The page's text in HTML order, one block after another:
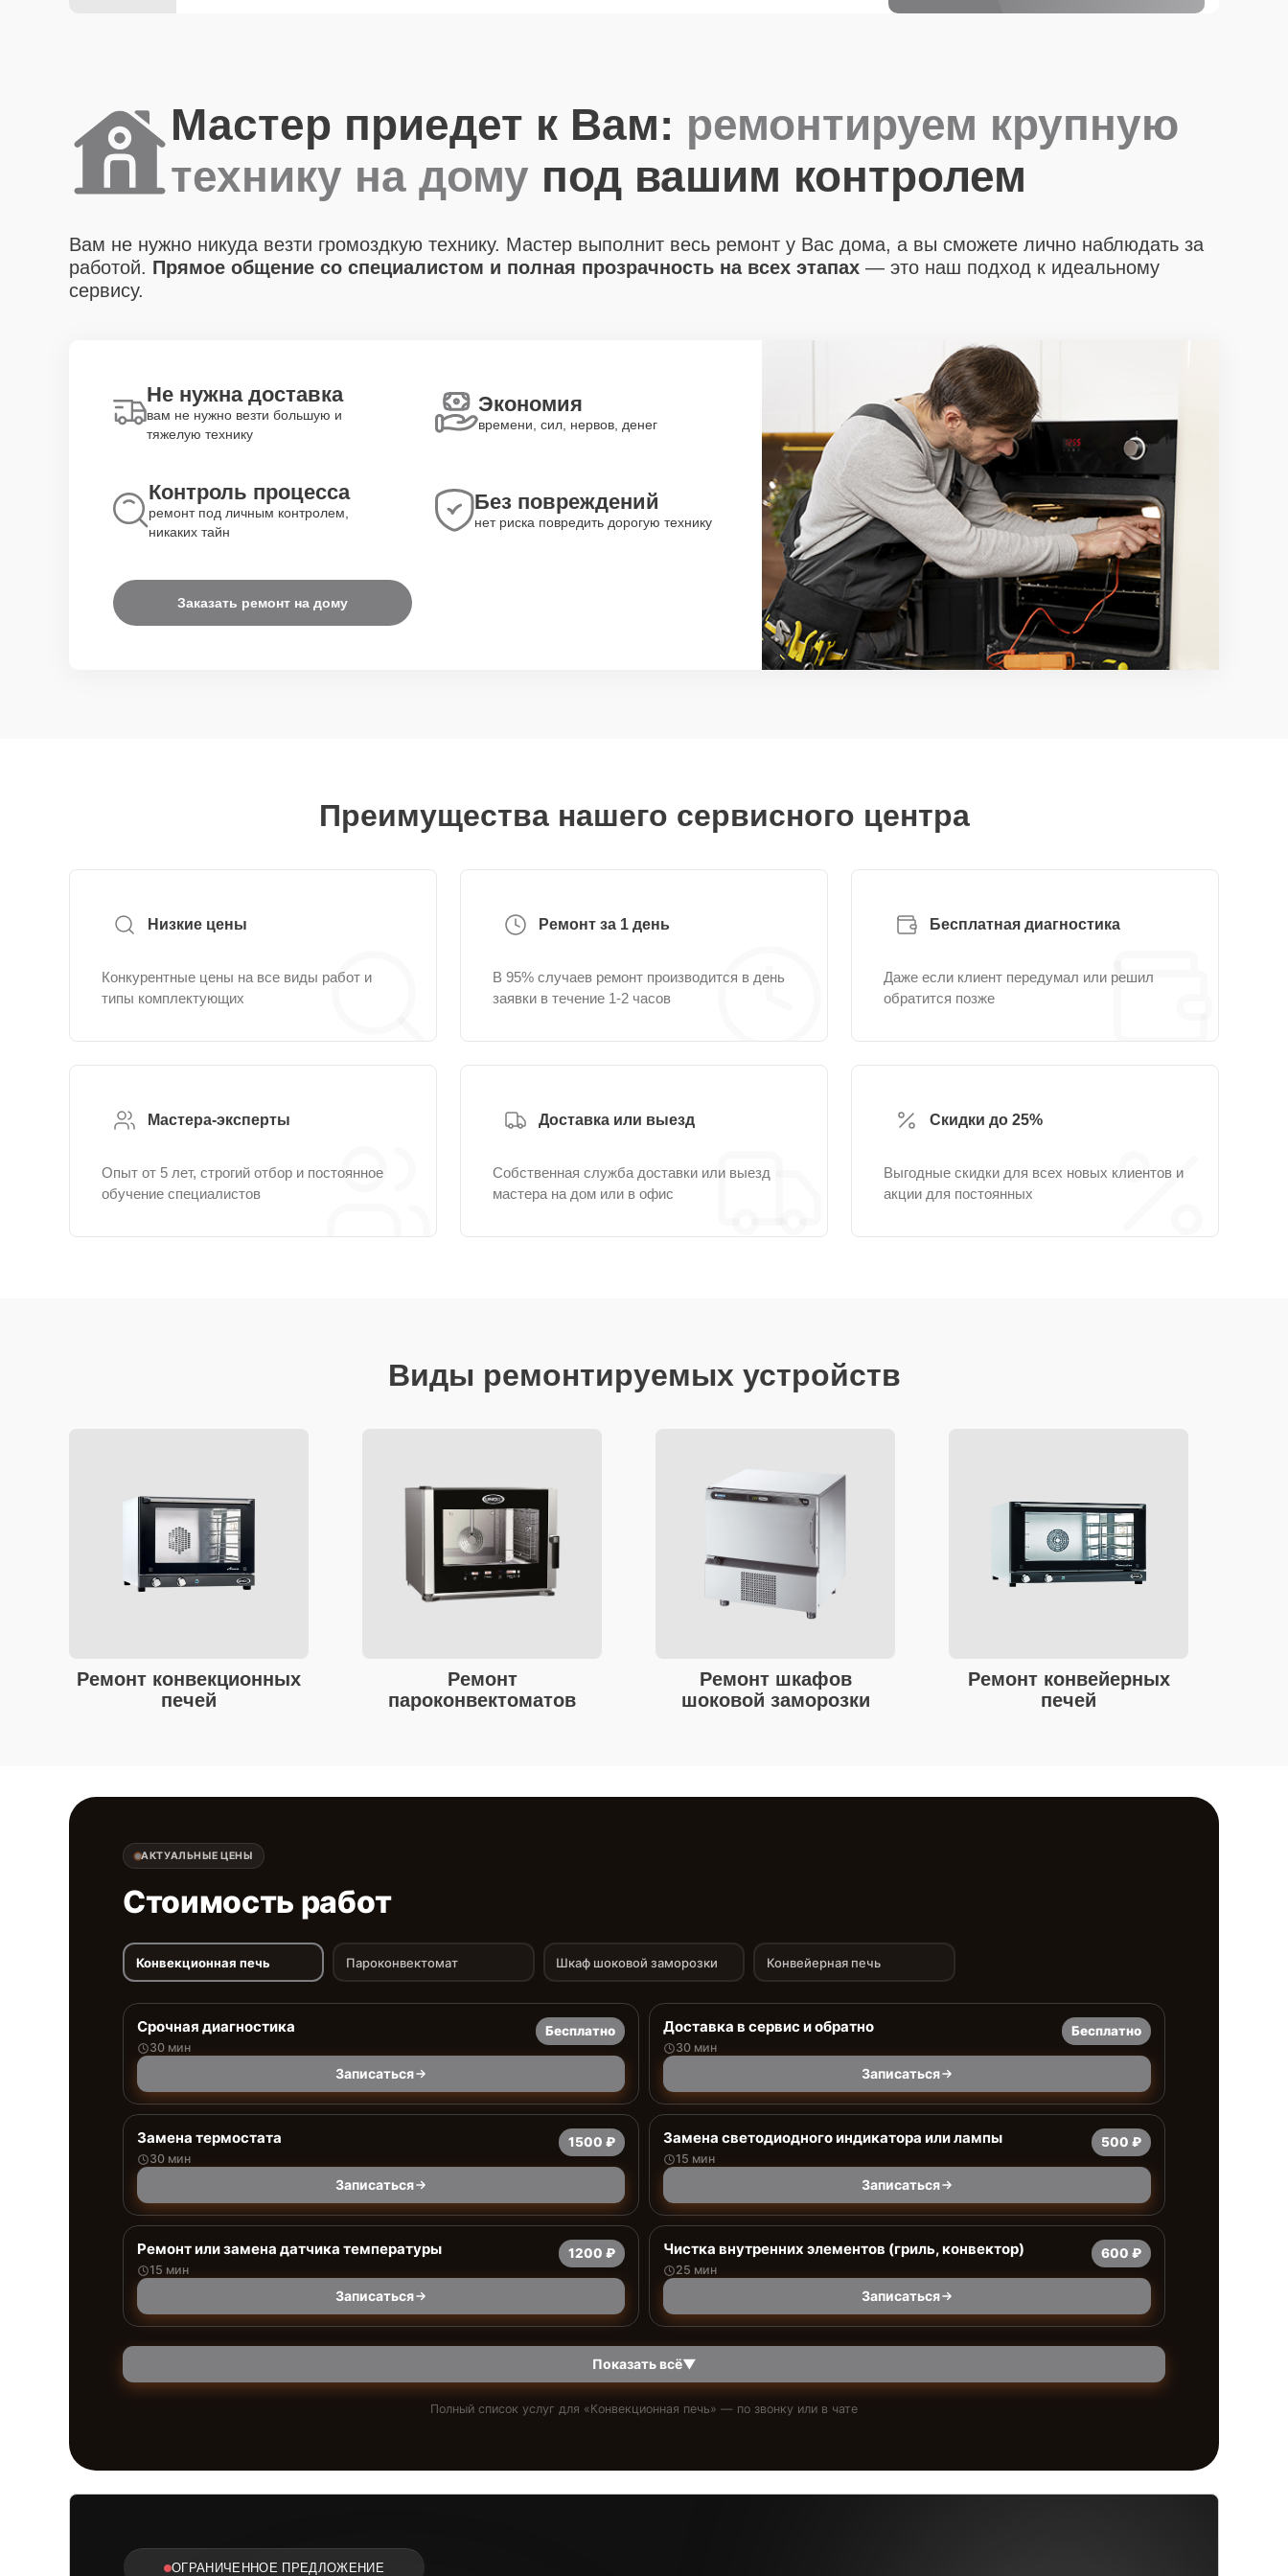
Мастер приедет к Вам: ремонтируем крупную
технику на дому под вашим контролем
Вам не нужно никуда везти громоздкую технику. Мастер выполнит весь ремонт у Вас дома, а вы сможете лично наблюдать за
работой. Прямое общение со специалистом и полная прозрачность на всех этапах — это наш подход к идеальному
сервису.
Не нужна доставка
вам не нужно везти большую и
тяжелую технику
Экономия
времени, сил, нервов, денег
Контроль процесса
ремонт под личным контролем,
никаких тайн
Без повреждений
нет риска повредить дорогую технику
Заказать ремонт на дому
Преимущества нашего сервисного центра
Низкие цены
Конкурентные цены на все виды работ и
типы комплектующих
Ремонт за 1 день
В 95% случаев ремонт производится в день
заявки в течение 1-2 часов
Бесплатная диагностика
Даже если клиент передумал или решил
обратится позже
Мастера-эксперты
Опыт от 5 лет, строгий отбор и постоянное
обучение специалистов
Доставка или выезд
Собственная служба доставки или выезд
мастера на дом или в офис
Скидки до 25%
Выгодные скидки для всех новых клиентов и
акции для постоянных
Виды ремонтируемых устройств
Ремонт конвекционных
печей
Ремонт
пароконвектоматов
Ремонт шкафов
шоковой заморозки
Ремонт конвейерных
печей
АКТУАЛЬНЫЕ ЦЕНЫ
Стоимость работ
Конвекционная печь Пароконвектомат Шкаф шоковой заморозки Конвейерная печь
Срочная диагностика
30 мин
Бесплатно
Записаться
Доставка в сервис и обратно
30 мин
Бесплатно
Записаться
Замена термостата
30 мин
1500 ₽
Записаться
Заменa светодиодного индикатора или лампы
15 мин
500 ₽
Записаться
Ремонт или замена датчика температуры
15 мин
1200 ₽
Записаться
Чистка внутренних элементов (гриль, конвектор)
25 мин
600 ₽
Записаться
Показать всё▼
Полный список услуг для «Конвекционная печь» — по звонку или в чате
ОГРАНИЧЕННОЕ ПРЕДЛОЖЕНИЕ